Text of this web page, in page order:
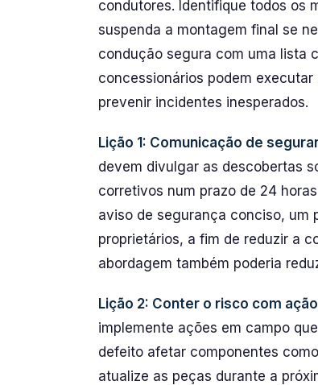
condutores. Identifique todos os
suspenda a montagem final se
condução segura com uma lista
concessionários podem
prevenir incidentes inesperados.
Lição 1: Comunicação de
devem divulgar as descobertas
corretivos num prazo de 24
aviso de segurança conciso, um
proprietários, a fim de reduzir a
abordagem também poderia
Lição 2: Conter o risco com
implemente ações em campo
defeito afetar componentes
atualize as peças durante a